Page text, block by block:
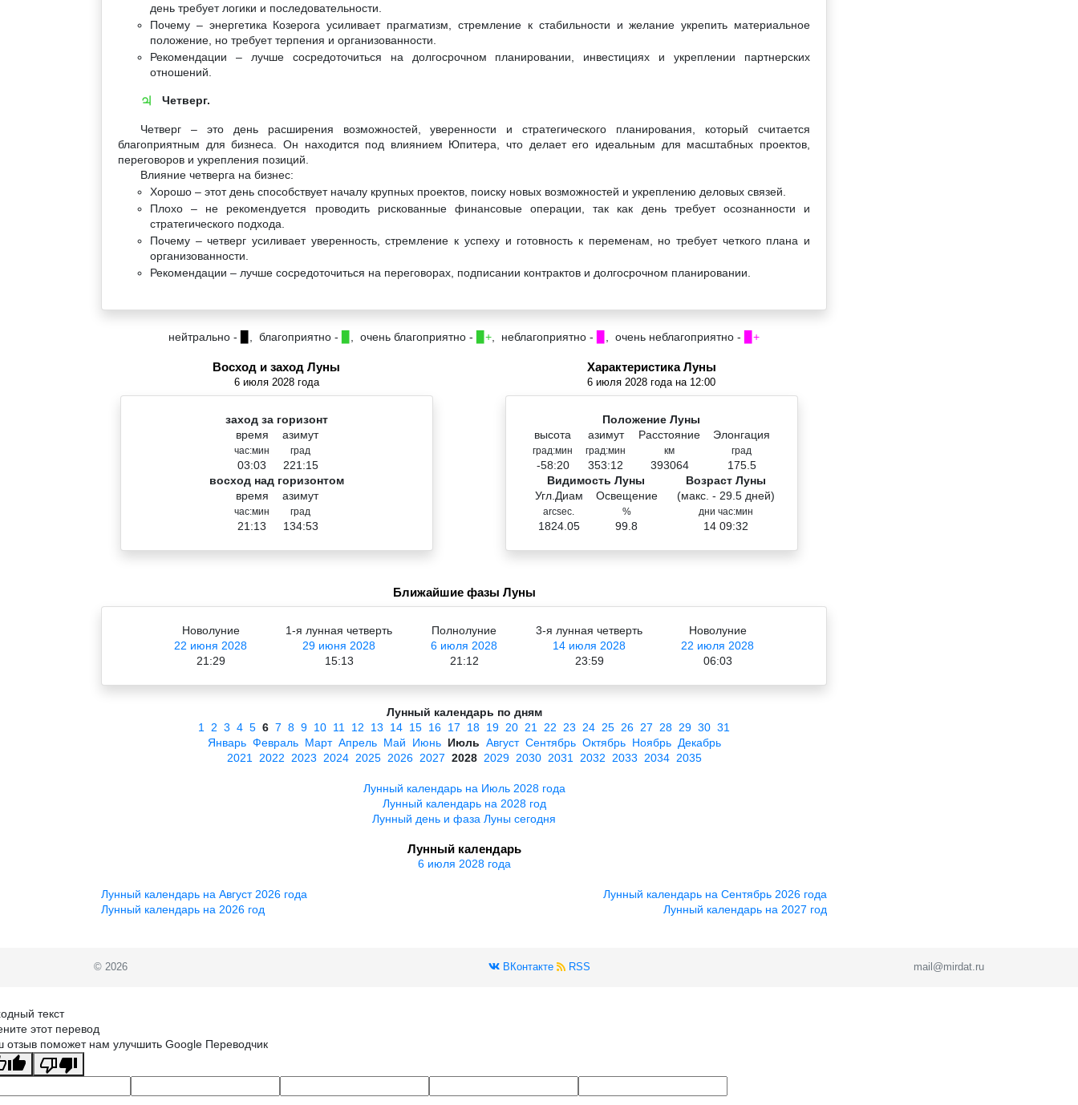
день требует логики и последовательности.
Почему – энергетика Козерога усиливает прагматизм, стремление к стабильности и желание укрепить материальное
положение, но требует терпения и организованности.
Рекомендации – лучше сосредоточиться на долгосрочном планировании, инвестициях и укреплении партнерских
отношений.
♃ Четверг.
Четверг – это день расширения возможностей, уверенности и стратегического планирования, который считается
благоприятным для бизнеса. Он находится под влиянием Юпитера, что делает его идеальным для масштабных проектов,
переговоров и укрепления позиций.
Влияние четверга на бизнес:
Хорошо – этот день способствует началу крупных проектов, поиску новых возможностей и укреплению деловых связей.
Плохо – не рекомендуется проводить рискованные финансовые операции, так как день требует осознанности и
стратегического подхода.
Почему – четверг усиливает уверенность, стремление к успеху и готовность к переменам, но требует четкого плана и
организованности.
Рекомендации – лучше сосредоточиться на переговорах, подписании контрактов и долгосрочном планировании.
нейтрально - , благоприятно - , очень благоприятно - ▉+ , неблагоприятно - , очень неблагоприятно - ▉+
Восход и заход Луны
6 июля 2028 года
заход за горизонт
время
час:мин
03:03
азимут
град
221:15
восход над горизонтом
время
час:мин
21:13
азимут
град
134:53
Характеристика Луны
6 июля 2028 года на 12:00
Положение Луны
высота
град:мин
-58:20
азимут
град:мин
353:12
Расстояние
км
393064
Элонгация
град
175.5
Видимость Луны
Угл.Диам
arcsec.
1824.05
Освещение
%
99.8
Возраст Луны
(макс. - 29.5 дней)
дни час:мин
14 09:32
Ближайшие фазы Луны
Новолуние
22 июня 2028
21:29
1-я лунная четверть
29 июня 2028
15:13
Полнолуние
6 июля 2028
21:12
3-я лунная четверть
14 июля 2028
23:59
Новолуние
22 июля 2028
06:03
Лунный календарь по дням
1
2 3 4 5 6 7 8 9 10 11 12 13 14 15 16 17 18 19 20 21 22 23 24 25 26 27 28 29 30 31
Январь Февраль Март Апрель Май Июнь Июль Август Сентябрь Октябрь Ноябрь Декабрь
2021
2022 2023 2024 2025 2026 2027 2028 2029 2030 2031 2032 2033 2034 2035
Лунный календарь на Июль 2028 года
Лунный календарь на 2028 год
Лунный день и фаза Луны сегодня
Лунный календарь
6 июля 2028 года
Лунный календарь на Август 2026 года
Лунный календарь на 2026 год
Лунный календарь на Сентябрь 2026 года
Лунный календарь на 2027 год
© 2026 ВКонтакте RSS mail@mirdat.ru
текст
этот перевод
отзыв поможет нам улучшить Google Переводчик